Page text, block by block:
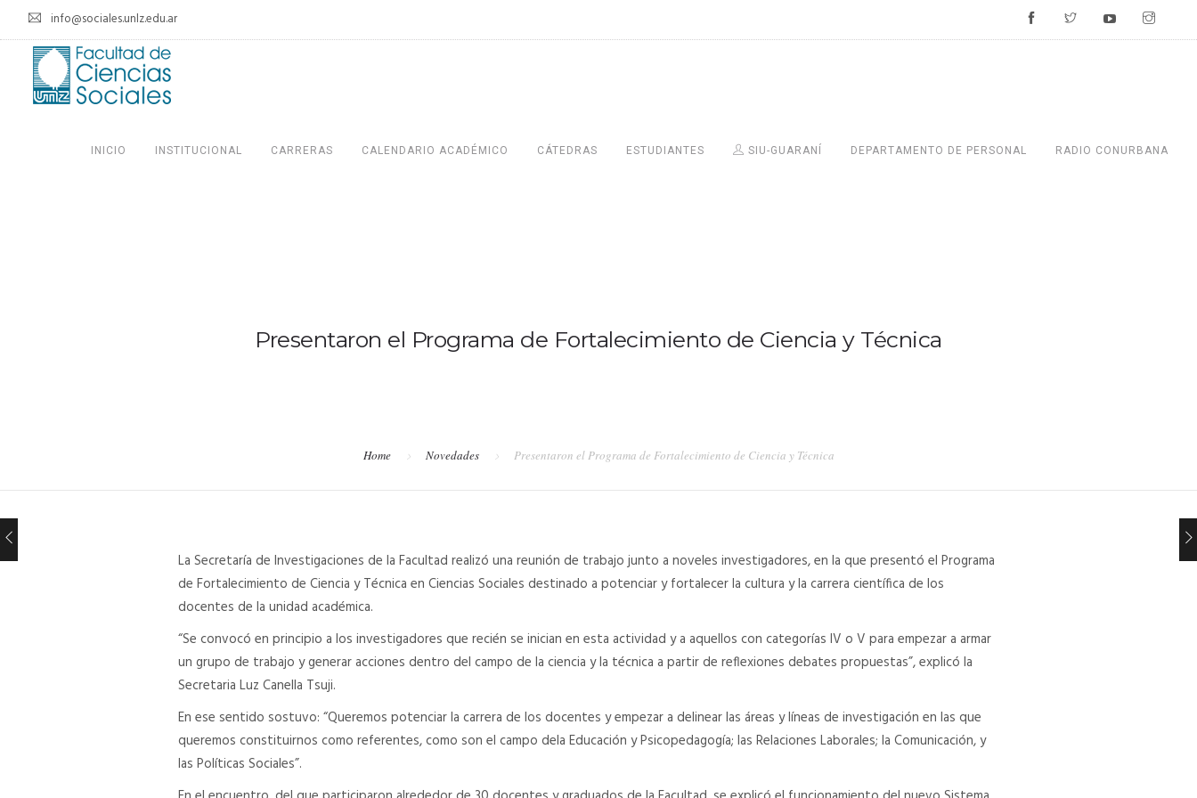
info@sociales.unlz.edu.ar
INICIO INSTITUCIONAL CARRERAS CALENDARIO ACADÉMICO CÁTEDRAS ESTUDIANTES SIU-GUARANÍ DEPARTAMENTO DE PERSONAL RADIO CONURBANA
Presentaron el Programa de Fortalecimiento de Ciencia y Técnica
Home Novedades Presentaron el Programa de Fortalecimiento de Ciencia y Técnica
La Secretaría de Investigaciones de la Facultad realizó una reunión de trabajo junto a noveles investigadores, en la que presentó el Programa
de Fortalecimiento de Ciencia y Técnica en Ciencias Sociales destinado a potenciar y fortalecer la cultura y la carrera científica de los
docentes de la unidad académica.
“Se convocó en principio a los investigadores que recién se inician en esta actividad y a aquellos con categorías IV o V para empezar a armar
un grupo de trabajo y generar acciones dentro del campo de la ciencia y la técnica a partir de reflexiones debates propuestas”, explicó la
Secretaria Luz Canella Tsuji.
En ese sentido sostuvo: “Queremos potenciar la carrera de los docentes y empezar a delinear las áreas y líneas de investigación en las que
queremos constituirnos como referentes, como son el campo dela Educación y Psicopedagogía; las Relaciones Laborales; la Comunicación, y
las Políticas Sociales”.